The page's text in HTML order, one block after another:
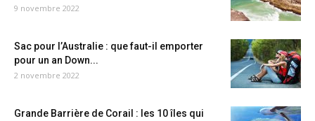
9 novembre 2022
Sac pour l’Australie : que faut-il emporter
pour un an Down...
2 novembre 2022
Grande Barrière de Corail : les 10 îles qui